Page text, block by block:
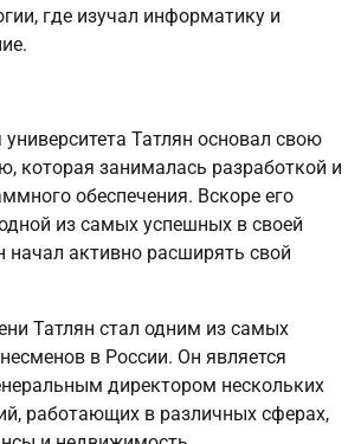
где изучал информатику и
Татлян основал свою
которая занималась разработкой и
обеспечения. Вскоре его
из самых успешных в своей
начал активно расширять свой
Татлян стал одним из самых
в России. Он является
директором нескольких
работающих в различных сферах,